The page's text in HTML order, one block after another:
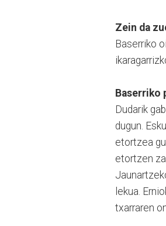
Zein da
Baserriko
Baserriko
Dudarik
dugun.
etortzea
etortzen
lekua.
txarraren